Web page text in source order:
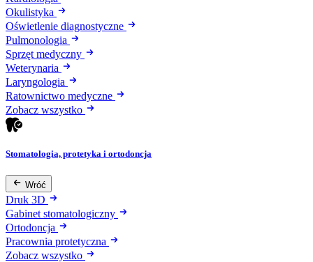
Okulistyka
Oświetlenie diagnostyczne
Pulmonologia
Sprzęt medyczny
Weterynaria
Laryngologia
Ratownictwo medyczne
Zobacz wszystko
Stomatologia, protetyka i ortodoncja
Wróć
Druk 3D
Gabinet stomatologiczny
Ortodoncja
Pracownia protetyczna
Zobacz wszystko